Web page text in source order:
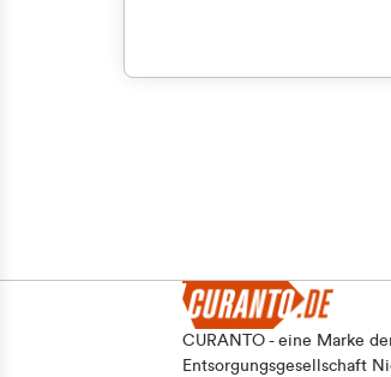
CURANTO - eine Marke
Entsorgungsgesellschaft